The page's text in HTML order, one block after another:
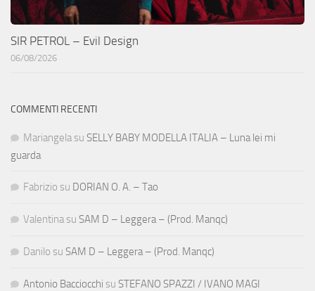
SIR PETROL – Evil Design
06/08/2026
COMMENTI RECENTI
Mariangela su SELLY BABY MODELLA ITALIA – Luna lei mi
guarda
Fabrizio su DORIAN O. A. – Tao
Valentina su SAM D – Leggera – (Prod. Manqc)
Danilo su SAM D – Leggera – (Prod. Manqc)
Antonio Bacciocchi su STEFANO SPAZZI / IVANO MAGI